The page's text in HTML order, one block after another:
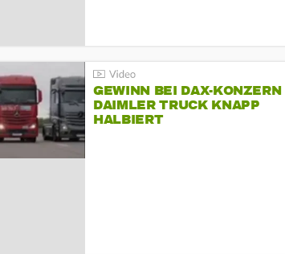
GEWINN BEI DAX-KONZERN
DAIMLER TRUCK KNAPP
HALBIERT